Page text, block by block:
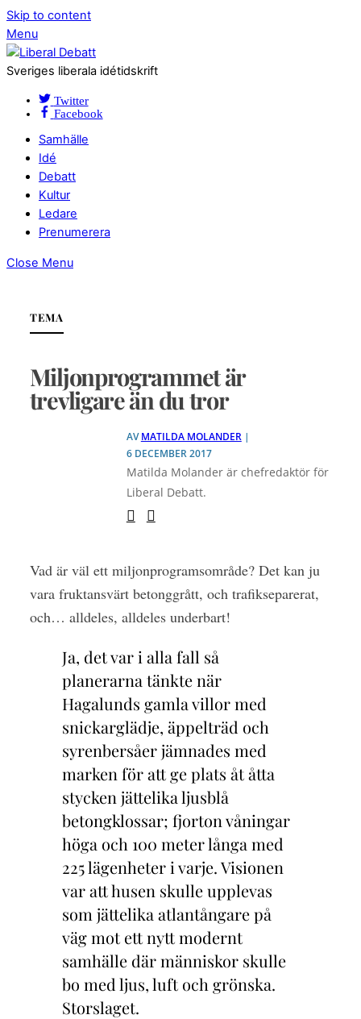
Skip to content
Menu
Sveriges liberala idétidskrift
Twitter
Facebook
Samhälle
Idé
Debatt
Kultur
Ledare
Prenumerera
Close Menu
TEMA
Miljonprogrammet är
trevligare än du tror
AVMATILDA MOLANDER|
6 DECEMBER 2017
Matilda Molander är chefredaktör för
Liberal Debatt.
Vad är väl ett miljonprogramsområde? Det kan ju
vara fruktansvärt betonggrått, och trafikseparerat,
och… alldeles, alldeles underbart!
Ja, det var i alla fall så
planerarna tänkte när
Hagalunds gamla villor med
snickarglädje, äppelträd och
syrenbersåer jämnades med
marken för att ge plats åt åtta
stycken jättelika ljusblå
betongklossar; fjorton våningar
höga och 100 meter långa med
225 lägenheter i varje. Visionen
var att husen skulle upplevas
som jättelika atlantångare på
väg mot ett nytt modernt
samhälle där människor skulle
bo med ljus, luft och grönska.
Storslaget.